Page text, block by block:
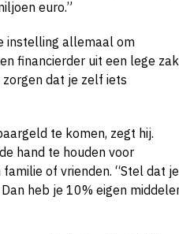
euro.”
instelling allemaal om
financierder uit een lege zak
dat je zelf iets
te komen, zegt hij.
hand te houden voor
of vrienden. “Stel dat je
heb je 10% eigen